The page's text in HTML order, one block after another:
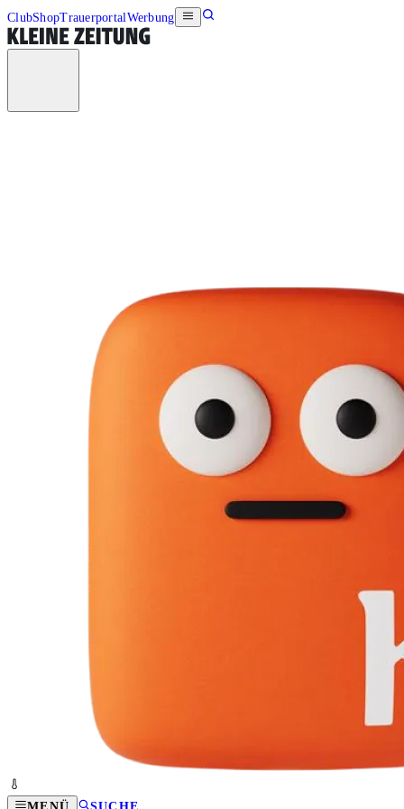
ClubShopTrauerportalWerbung